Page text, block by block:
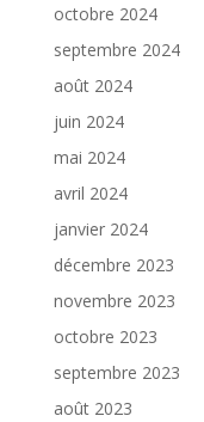
octobre 2024
septembre 2024
août 2024
juin 2024
mai 2024
avril 2024
janvier 2024
décembre 2023
novembre 2023
octobre 2023
septembre 2023
août 2023